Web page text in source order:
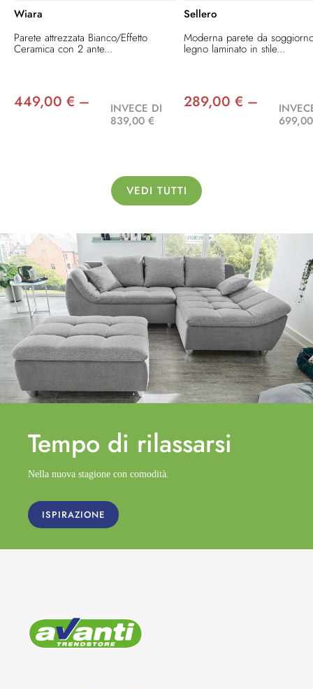
Wiara
Parete attrezzata Bianco/Effetto
Ceramica con 2 ante...
449,00 € –
INVECE DI
839,00 €
Sellero
Moderna parete da
legno laminato in stile...
289,00 € –
VEDI TUTTI
Tempo di rilassarsi
Nella nuova stagione con comodità.
ISPIRAZIONE